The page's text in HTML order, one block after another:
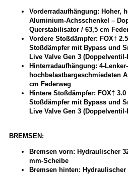
Vorderradaufhängung: Hoher,
Aluminium-Achsschenkel –
Querstabilisator / 63,5 cm
Vordere Stoßdämpfer: FOX†
Stoßdämpfer mit Bypass und
Live Valve Gen 3
Hinterradaufhängung: 4-
hochbelastbargeschmiedeten
cm Federweg
Hintere Stoßdämpfer: FOX† 3.0
Stoßdämpfer mit Bypass und
Live Valve Gen 3
BREMSEN:
Bremsen vorn: Hydraulischer
mm-Scheibe
Bremsen hinten: